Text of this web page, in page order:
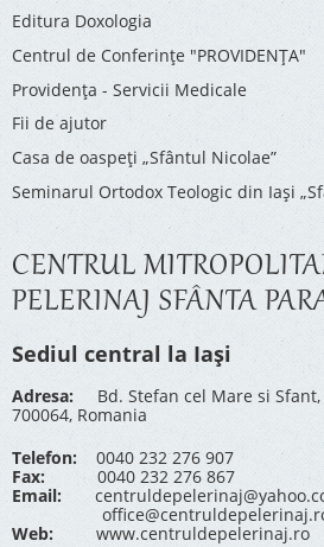
Editura Doxologia
Centrul de Conferinţe "PROVIDENŢA"
Providenţa - Servicii Medicale
Fii de ajutor
Casa de oaspeți „Sfântul Nicolae”
Seminarul Ortodox Teologic din Iași
CENTRUL
PELERINAJ SFÂNTA
Sediul central la Iași
Adresa: Bd. Stefan cel Mare si Sfant,
700064, Romania
Telefon: 0040 232 276 907
Fax: 0040 232 276 867
Email:
Web:
www.centruldepelerinaj.ro